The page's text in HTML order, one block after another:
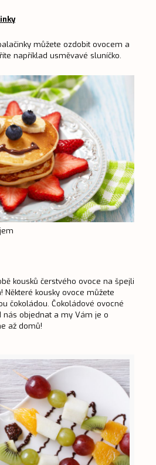
můžete ozdobit ovocem a
například usměvavé sluníčko.
kousků čerstvého ovoce na špejli
kousky ovoce můžete
čokoládou. Čokoládové ovocné
nás objednat a my Vám je o
až domů!